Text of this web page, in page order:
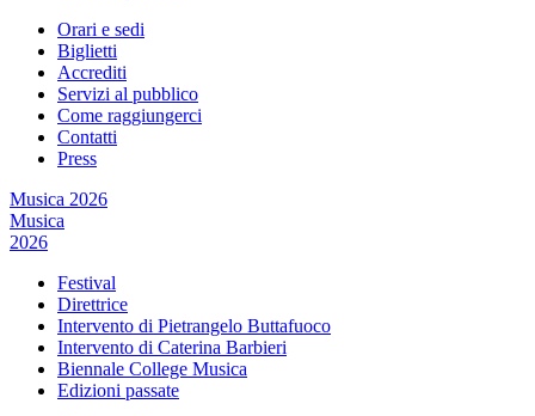
Orari e sedi
Biglietti
Accrediti
Servizi al pubblico
Come raggiungerci
Contatti
Press
Musica 2026
Musica
2026
Festival
Direttrice
Intervento di Pietrangelo Buttafuoco
Intervento di Caterina Barbieri
Biennale College Musica
Edizioni passate